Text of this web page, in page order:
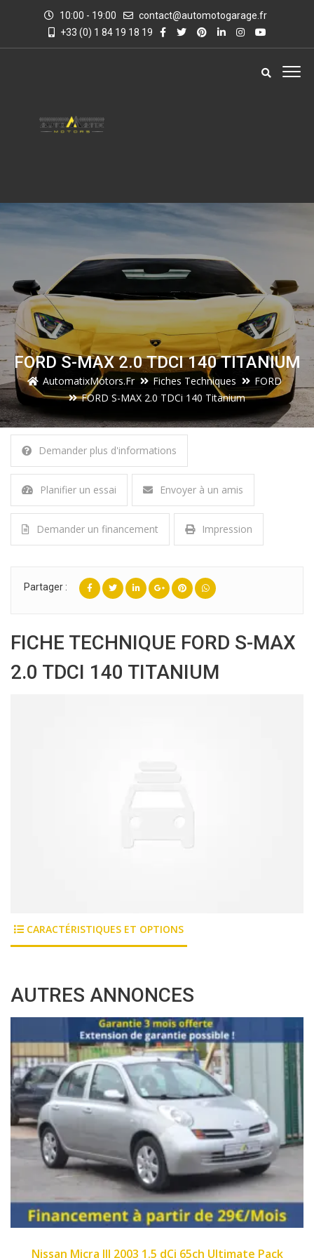
10:00 - 19:00
contact@automotogarage.fr
+33 (0) 1 84 19 18 19
FORD S-MAX 2.0 TDCI 140 TITANIUM
AutomatixMotors.fr Fiches Techniques
FORD
FORD S-MAX 2.0 TDCi 140 Titanium
Demander plus d'informations
Planifier un essai Envoyer à un amis
Demander un financement Impression
Partager :
FICHE TECHNIQUE FORD S-MAX
2.0 TDCI 140 TITANIUM
CARACTÉRISTIQUES ET OPTIONS
AUTRES ANNONCES
Pack Fiat Panda II 2007 1.1 8v 54ch